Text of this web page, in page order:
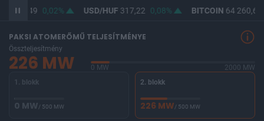
365,49 0,02% USD/HUF 317,22 0,08% BITCOIN64 260,69
PAKSI ATOMERŐMŰ TELJESÍTMÉNYE
Összteljesítmény
226 MW 0 MW
2000 MW
1. blokk
0 MW/ 500 MW
2. blokk
226 MW/ 500 MW